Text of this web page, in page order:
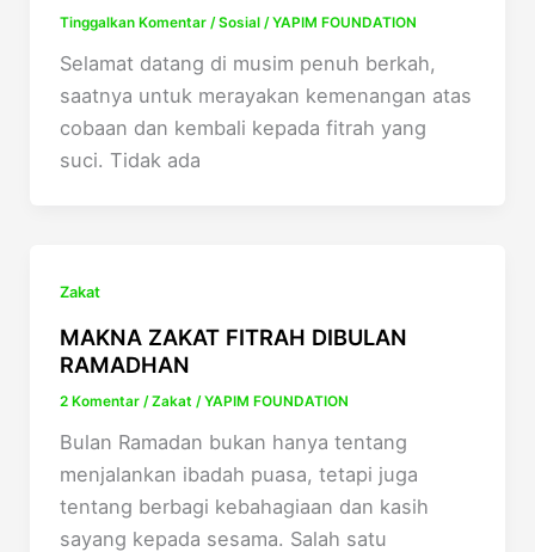
Tinggalkan Komentar /Sosial/YAPIM FOUNDATION
Selamat datang di musim penuh berkah,
saatnya untuk merayakan kemenangan atas
cobaan dan kembali kepada fitrah yang
suci. Tidak ada
Zakat
MAKNA ZAKAT FITRAH DIBULAN
RAMADHAN
2 Komentar /Zakat /YAPIM FOUNDATION
Bulan Ramadan bukan hanya tentang
menjalankan ibadah puasa, tetapi juga
tentang berbagi kebahagiaan dan kasih
sayang kepada sesama. Salah satu